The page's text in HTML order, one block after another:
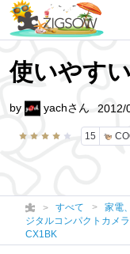
使いやす
15
by yachさん 2012/
すべて 家電
ジタルコンパクトカメラ
CX1BK